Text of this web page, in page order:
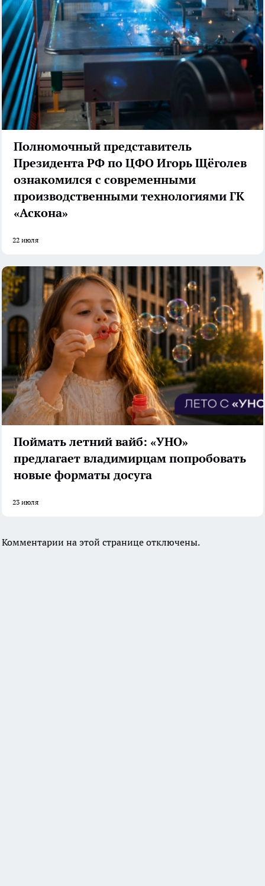
Полномочный представитель
Президента РФ по ЦФО Игорь Щёголев
ознакомился с современными
производственными технологиями ГК
«Аскона»
22 июля
Поймать летний вайб: «УНО»
предлагает владимирцам попробовать
новые форматы досуга
23 июля
Комментарии на этой странице отключены.